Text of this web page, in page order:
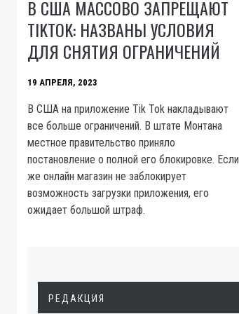
В США МАССОВО ЗАПРЕЩАЮТ
TIKTOK: НАЗВАНЫ УСЛОВИЯ
ДЛЯ СНЯТИЯ ОГРАНИЧЕНИЙ
19 АПРЕЛЯ, 2023
В США на приложение Tik Tok накладывают
все больше ограничений. В штате Монтана
местное правительство приняло
постановление о полной его блокировке. Если
же онлайн магазин не заблокирует
возможность загрузки приложения, его
ожидает большой штраф.
РЕДАКЦИЯ